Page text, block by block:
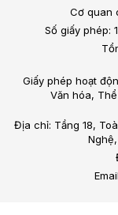
Cơ quan
Số giấy phép:
Giấy phép hoạt
Văn hóa,
Địa chỉ: Tầng 18,